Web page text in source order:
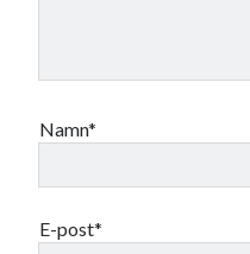
Namn*
E-post*